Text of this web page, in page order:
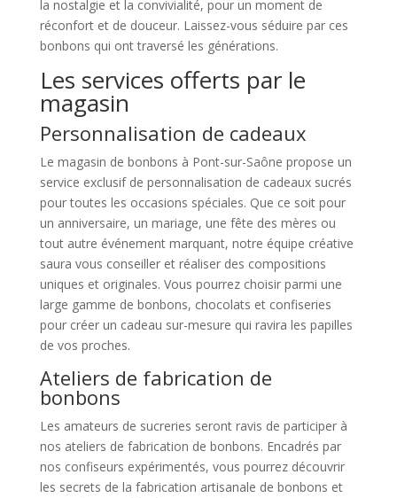
la nostalgie et la convivialité, pour un moment de
réconfort et de douceur. Laissez-vous séduire par ces
bonbons qui ont traversé les générations.
Les services offerts par le
magasin
Personnalisation de cadeaux
Le magasin de bonbons à Pont-sur-Saône propose un
service exclusif de personnalisation de cadeaux sucrés
pour toutes les occasions spéciales. Que ce soit pour
un anniversaire, un mariage, une fête des mères ou
tout autre événement marquant, notre équipe créative
saura vous conseiller et réaliser des compositions
uniques et originales. Vous pourrez choisir parmi une
large gamme de bonbons, chocolats et confiseries
pour créer un cadeau sur-mesure qui ravira les papilles
de vos proches.
Ateliers de fabrication de
bonbons
Les amateurs de sucreries seront ravis de participer à
nos ateliers de fabrication de bonbons. Encadrés par
nos confiseurs expérimentés, vous pourrez découvrir
les secrets de la fabrication artisanale de bonbons et